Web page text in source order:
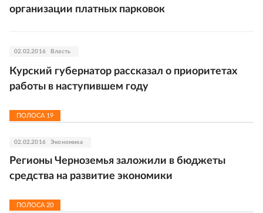
организации платных парковок
02.02.2016 Власть
Курский губернатор рассказал о приоритетах
работы в наступившем году
ПОЛОСА 19
02.02.2016 Экономика
Регионы Черноземья заложили в бюджеты
средства на развитие экономики
ПОЛОСА 20